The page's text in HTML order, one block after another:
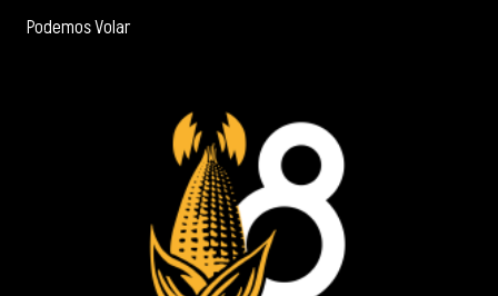
Podemos Volar